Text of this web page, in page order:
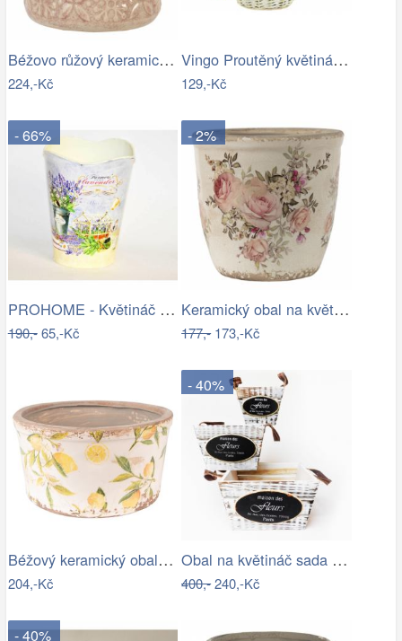
Béžovo růžový keramický květináč se…
224,-Kč
Vingo Proutěný květináč košíček s…
129,-Kč
- 66%
PROHOME - Květináč kulatý vysoký…
190,-65,-Kč
- 2%
Keramický obal na květináč s růžemi…
177,-173,-Kč
Béžový keramický obal na květináč s…
204,-Kč
- 40%
Obal na květináč sada 3ks
400,-240,-Kč
- 40%